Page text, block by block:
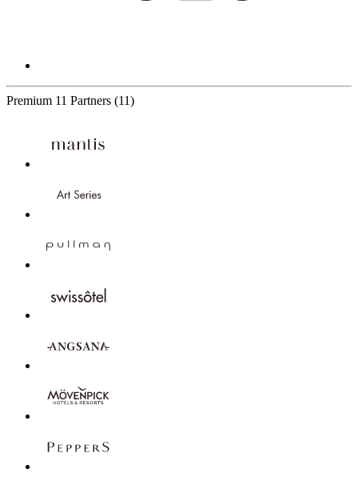
Premium 11 Partners (11)